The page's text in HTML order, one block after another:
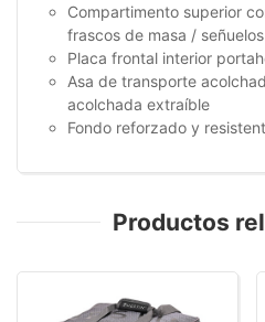
Compartimento superior
frascos de masa /
Placa frontal interior
Asa de transporte
acolchada extraíble
Fondo reforzado y
Productos